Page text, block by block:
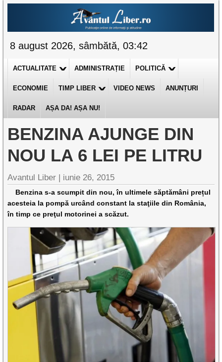
8 august 2026, sâmbătă, 03:42
ACTUALITATE ADMINISTRAȚIE POLITICĂ
ECONOMIE TIMP LIBER VIDEO NEWS ANUNȚURI
RADAR AȘA DA! AȘA NU!
BENZINA AJUNGE DIN
NOU LA 6 LEI PE LITRU
Avantul Liber | iunie 26, 2015
Benzina s-a scumpit din nou, în ultimele săptămâni prețul
acesteia la pompă urcând constant la staţiile din România,
în timp ce preţul motorinei a scăzut.